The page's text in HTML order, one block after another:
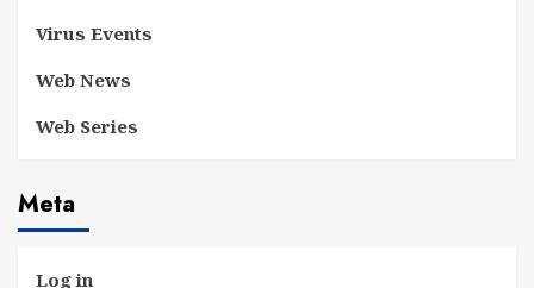
Virus Events
Web News
Web Series
Meta
Log in